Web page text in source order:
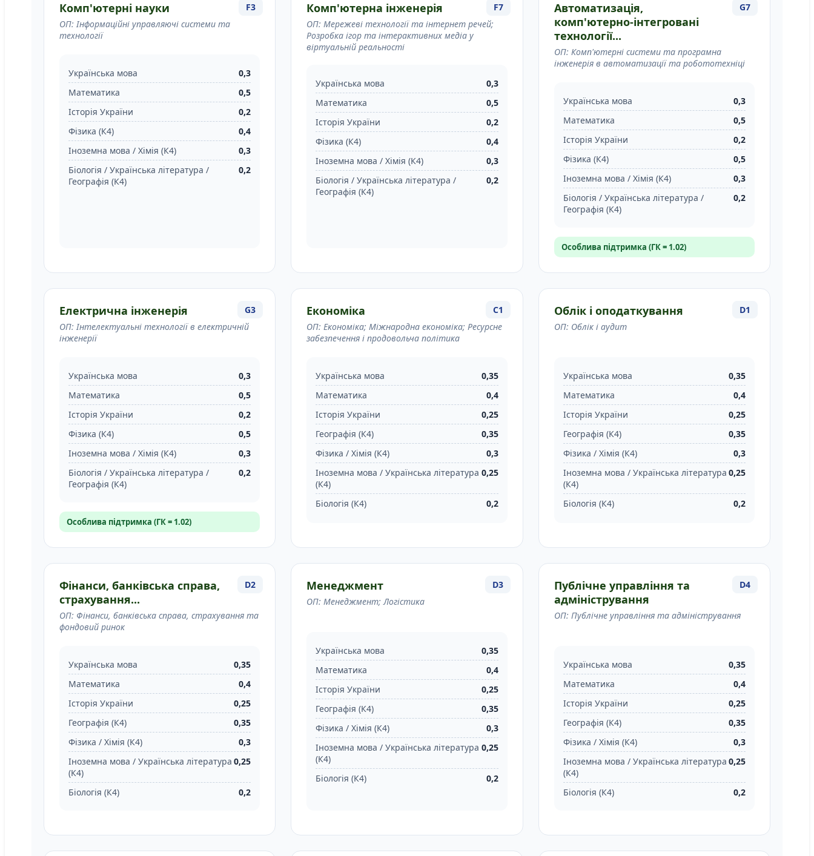
F3
Комп'ютерні науки
ОП: Інформаційні управляючі системи та
технології
Українська мова
0,3
Математика
0,5
Історія України
0,2
Фізика (К4)
0,4
Іноземна мова / Хімія (К4)
0,3
Біологія / Українська література /
Географія (К4)
0,2
F7
Комп'ютерна інженерія
ОП: Мережеві технології та інтернет речей;
Розробка ігор та інтерактивних медіа у
віртуальній реальності
Українська мова
0,3
Математика
0,5
Історія України
0,2
Фізика (К4)
0,4
Іноземна мова / Хімія (К4)
0,3
Біологія / Українська література /
Географія (К4)
0,2
G7
Автоматизація,
комп'ютерно-інтегровані
технології...
ОП: Комп'ютерні системи та програмна
інженерія в автоматизації та робототехніці
Українська мова
0,3
Математика
0,5
Історія України
0,2
Фізика (К4)
0,5
Іноземна мова / Хімія (К4)
0,3
Біологія / Українська література /
Географія (К4)
0,2
Особлива підтримка (ГК = 1.02)
G3
Електрична інженерія
ОП: Інтелектуальні технології в електричній
інженерії
Українська мова
0,3
Математика
0,5
Історія України
0,2
Фізика (К4)
0,5
Іноземна мова / Хімія (К4)
0,3
Біологія / Українська література /
Географія (К4)
0,2
Особлива підтримка (ГК = 1.02)
C1
Економіка
ОП: Економіка; Міжнародна економіка; Ресурсне
забезпечення і продовольча політика
Українська мова
0,35
Математика
0,4
Історія України
0,25
Географія (К4)
0,35
Фізика / Хімія (К4)
0,3
Іноземна мова / Українська література
(К4)
0,25
Біологія (К4) 0,2
D1
Облік і оподаткування
ОП: Облік і аудит
Українська мова
0,35
Математика
0,4
Історія України
0,25
Географія (К4)
0,35
Фізика / Хімія (К4)
0,3
Іноземна мова / Українська література
(К4)
0,25
Біологія (К4) 0,2
D2
Фінанси, банківська справа,
страхування...
ОП: Фінанси, банківська справа, страхування та
фондовий ринок
Українська мова
0,35
Математика
0,4
Історія України
0,25
Географія (К4)
0,35
Фізика / Хімія (К4)
0,3
Іноземна мова / Українська література
(К4)
0,25
Біологія (К4) 0,2
D3
Менеджмент
ОП: Менеджмент; Логістика
Українська мова
0,35
Математика
0,4
Історія України
0,25
Географія (К4)
0,35
Фізика / Хімія (К4)
0,3
Іноземна мова / Українська література
(К4)
0,25
Біологія (К4) 0,2
D4
Публічне управління та
адміністрування
ОП: Публічне управління та адміністрування
Українська мова
0,35
Математика
0,4
Історія України
0,25
Географія (К4)
0,35
Фізика / Хімія (К4)
0,3
Іноземна мова / Українська література
(К4)
0,25
Біологія (К4) 0,2